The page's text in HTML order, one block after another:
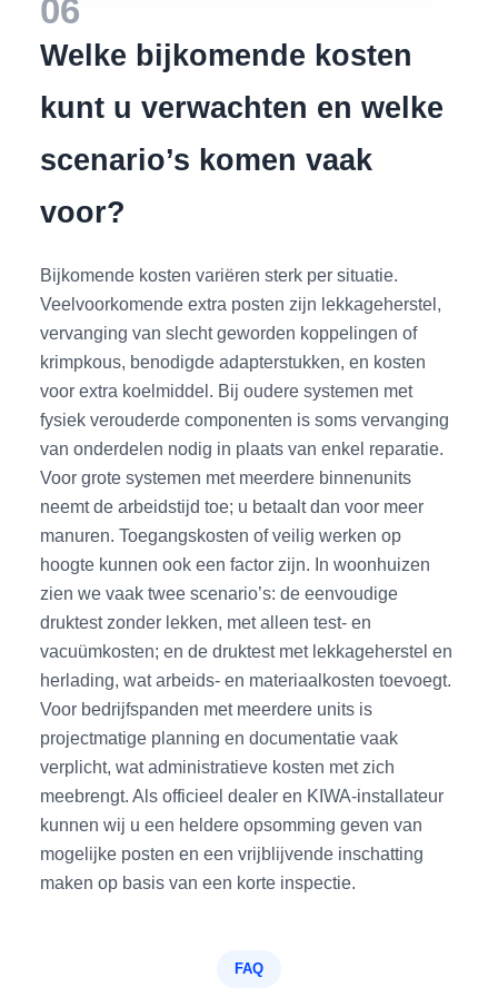
06
Welke bijkomende kosten
kunt u verwachten en welke
scenario’s komen vaak
voor?
Bijkomende kosten variëren sterk per situatie.
Veelvoorkomende extra posten zijn lekkageherstel,
vervanging van slecht geworden koppelingen of
krimpkous, benodigde adapterstukken, en kosten
voor extra koelmiddel. Bij oudere systemen met
fysiek verouderde componenten is soms vervanging
van onderdelen nodig in plaats van enkel reparatie.
Voor grote systemen met meerdere binnenunits
neemt de arbeidstijd toe; u betaalt dan voor meer
manuren. Toegangskosten of veilig werken op
hoogte kunnen ook een factor zijn. In woonhuizen
zien we vaak twee scenario’s: de eenvoudige
druktest zonder lekken, met alleen test- en
vacuümkosten; en de druktest met lekkageherstel en
herlading, wat arbeids- en materiaalkosten toevoegt.
Voor bedrijfspanden met meerdere units is
projectmatige planning en documentatie vaak
verplicht, wat administratieve kosten met zich
meebrengt. Als officieel dealer en KIWA‑installateur
kunnen wij u een heldere opsomming geven van
mogelijke posten en een vrijblijvende inschatting
maken op basis van een korte inspectie.
FAQ